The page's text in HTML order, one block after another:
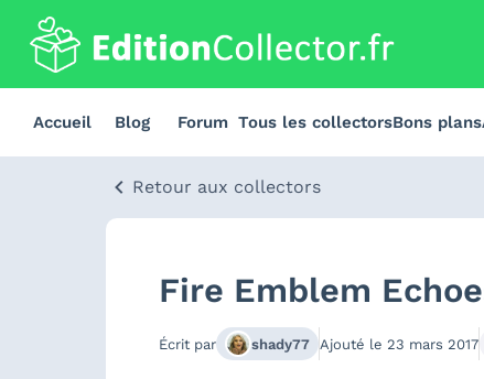
Accueil Blog Forum Tous les collectorsBons plans
Retour aux collectors
Fire Emblem
Écrit par shady77 Ajouté le 23 mars 2017